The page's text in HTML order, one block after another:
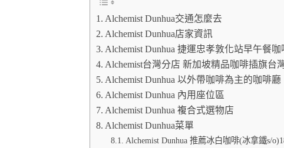
Alchemist Dunhua交通怎麼去
Alchemist Dunhua店家資訊
Alchemist Dunhua 捷運忠孝敦化站早午餐
Alchemist台灣分店 新加坡精品咖啡插旗台
Alchemist Dunhua 以外帶咖啡為主的咖啡廳
Alchemist Dunhua 內用座位區
Alchemist Dunhua 複合式選物店
Alchemist Dunhua菜單
Alchemist Dunhua 推薦冰白咖啡(冰拿鐵s/